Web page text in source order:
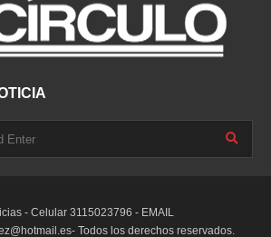
- Celular 3115023796 - EMAIL
Todos los derechos reservados.